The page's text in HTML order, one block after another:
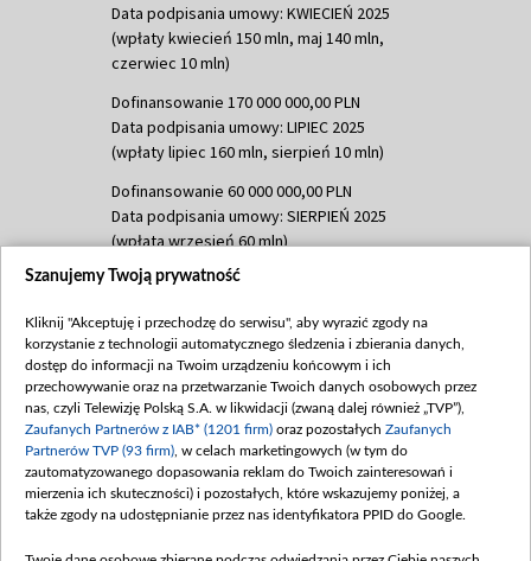
Data podpisania umowy: KWIECIEŃ 2025
(wpłaty kwiecień 150 mln, maj 140 mln,
czerwiec 10 mln)
Dofinansowanie 170 000 000,00 PLN
Data podpisania umowy: LIPIEC 2025
(wpłaty lipiec 160 mln, sierpień 10 mln)
Dofinansowanie 60 000 000,00 PLN
Data podpisania umowy: SIERPIEŃ 2025
(wpłata wrzesień 60 mln)
Dofinansowanie 635 783 051,21 PLN
(wpłata wrzesień 100 mln, październik 350
mln, listopad 265 mln)
Dofinansowanie 48 862 000,00 PLN
Data podpisania umowy: GRUDZIEŃ 2025
(wpłata grudzień 60,548 mln)
Dofinansowanie 900 000 000,00 PLN
Data podpisania umowy: LUTY 2026 (wpłata
Szanujemy Twoją prywatność
Kliknij "Akceptuję i przechodzę do serwisu", aby wyrazić zgody na
korzystanie z technologii automatycznego śledzenia i zbierania danych,
dostęp do informacji na Twoim urządzeniu końcowym i ich
przechowywanie oraz na przetwarzanie Twoich danych osobowych przez
nas, czyli Telewizję Polską S.A. w likwidacji (zwaną dalej również „TVP”),
Zaufanych Partnerów z IAB* (1201 firm) oraz pozostałych Zaufanych
Partnerów TVP (93 firm) , w celach marketingowych (w tym do
zautomatyzowanego dopasowania reklam do Twoich zainteresowań i
mierzenia ich skuteczności) i pozostałych, które wskazujemy poniżej, a
także zgody na udostępnianie przez nas identyfikatora PPID do Google.